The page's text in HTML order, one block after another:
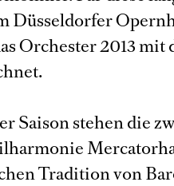
Düsseldorfer
Orchester 2013
Saison stehen die
Tradition von